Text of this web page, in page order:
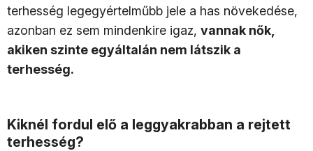
terhesség legegyértelműbb jele a has növekedése,
azonban ez sem mindenkire igaz, vannak nők,
akiken szinte egyáltalán nem látszik a
terhesség.
Kiknél fordul elő a leggyakrabban a rejtett
terhesség?